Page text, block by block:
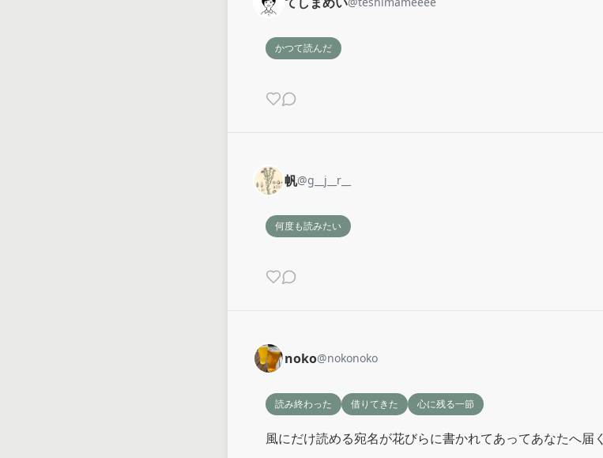
かつて読んだ
帆@g__j__r__
何度も読みたい
noko@nokonoko
読み終わった 借りてきた 心に残る一節
風にだけ読める宛名が花びらに書かれてあってあなたへ届く